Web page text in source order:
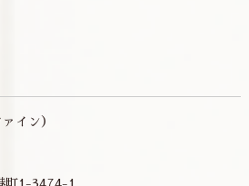
イン）
町1-3474-1